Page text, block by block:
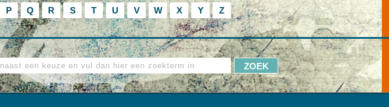
P Q R S T U V W X Y Z